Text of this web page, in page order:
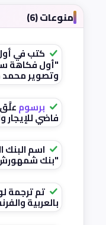
منوعات (6)
كتب في أول
"أول فكاهة
وتصوير
برسوم
فاضي للإيجار
اسم
"بنك
تم ترجمة
بالعربية